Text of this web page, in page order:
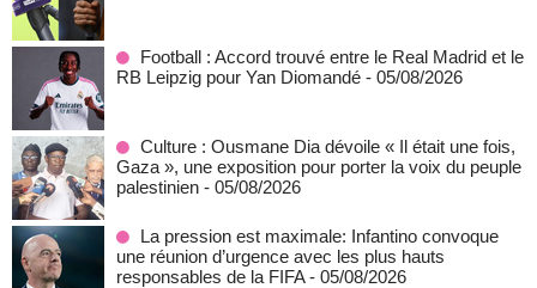
Football : Accord trouvé entre le Real Madrid et le
RB Leipzig pour Yan Diomandé - 05/08/2026
Culture : Ousmane Dia dévoile « Il était une fois,
Gaza », une exposition pour porter la voix du peuple
palestinien - 05/08/2026
La pression est maximale: Infantino convoque
une réunion d’urgence avec les plus hauts
responsables de la FIFA - 05/08/2026